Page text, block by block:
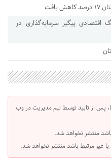
بابک زنجانی با ۱۱ هلدینگ اقتصادی پیگیر سرمایه‌گذاری در
پس از تایید توسط تیم مدیریت در وب
منتشر نخواهد شد.
یا غیر مرتبط باشد منتشر نخواهد شد.